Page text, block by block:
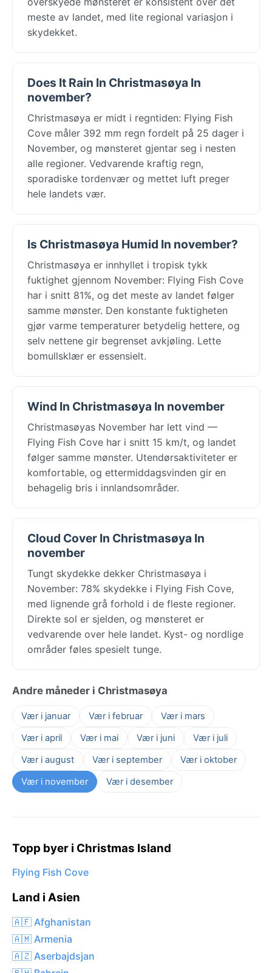
meste av landet, med lite regional variasjon i
skydekket.
Does It Rain In Christmasøya In
november?
Christmasøya er midt i regntiden: Flying Fish
Cove måler 392 mm regn fordelt på 25 dager i
November, og mønsteret gjentar seg i nesten
alle regioner. Vedvarende kraftig regn,
sporadiske tordenvær og mettet luft preger
hele landets vær.
Is Christmasøya Humid In november?
Christmasøya er innhyllet i tropisk tykk
fuktighet gjennom November: Flying Fish Cove
har i snitt 81%, og det meste av landet følger
samme mønster. Den konstante fuktigheten
gjør varme temperaturer betydelig hettere, og
selv nettene gir begrenset avkjøling. Lette
bomullsklær er essensielt.
Wind In Christmasøya In november
Christmasøyas November har lett vind —
Flying Fish Cove har i snitt 15 km/t, og landet
følger samme mønster. Utendørsaktiviteter er
komfortable, og ettermiddagsvinden gir en
behagelig bris i innlandsområder.
Cloud Cover In Christmasøya In
november
Tungt skydekke dekker Christmasøya i
November: 78% skydekke i Flying Fish Cove,
med lignende grå forhold i de fleste regioner.
Direkte sol er sjelden, og mønsteret er
vedvarende over hele landet. Kyst- og nordlige
områder føles spesielt tunge.
Andre måneder i Christmasøya
Vær i januar Vær i februar
Vær i mars
Vær i april
Vær i mai Vær i juni
Vær i juli
Vær i august
Vær i september
Vær i oktober
Vær i november
Vær i desember
Topp byer i Christmas Island
Flying Fish Cove
Land i Asien
🇦🇫 Afghanistan
🇦🇲 Armenia
🇦🇿 Aserbajdsjan